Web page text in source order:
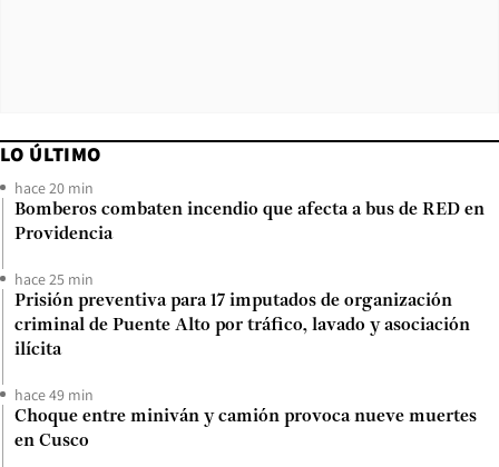
LO ÚLTIMO
hace 20 min
Bomberos combaten incendio que afecta a bus de RED en
Providencia
hace 25 min
Prisión preventiva para 17 imputados de organización
criminal de Puente Alto por tráfico, lavado y asociación
ilícita
hace 49 min
Choque entre miniván y camión provoca nueve muertes
en Cusco